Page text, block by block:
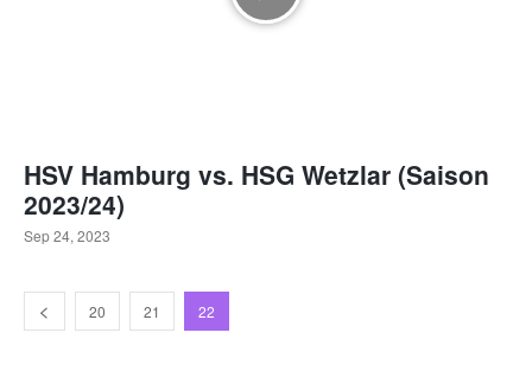
HSV Hamburg vs. HSG Wetzlar (Saison
2023/24)
Sep 24, 2023
20 21 22